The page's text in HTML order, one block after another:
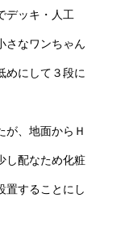
デッキ・人工
さなワンちゃん
めにして３段に
、地面からＨ
し配なため化粧
置することにし